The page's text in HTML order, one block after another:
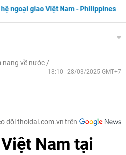
giao Việt Nam - Philippines 500
nang về nước
18:10 | 28/03/2025 GMT+7
dõi thoidai.com.vn trên
Nam tại